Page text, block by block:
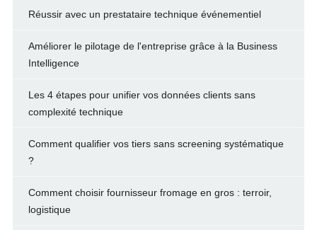
Réussir avec un prestataire technique événementiel
Améliorer le pilotage de l'entreprise grâce à la Business
Intelligence
Les 4 étapes pour unifier vos données clients sans
complexité technique
Comment qualifier vos tiers sans screening systématique
?
Comment choisir fournisseur fromage en gros : terroir,
logistique